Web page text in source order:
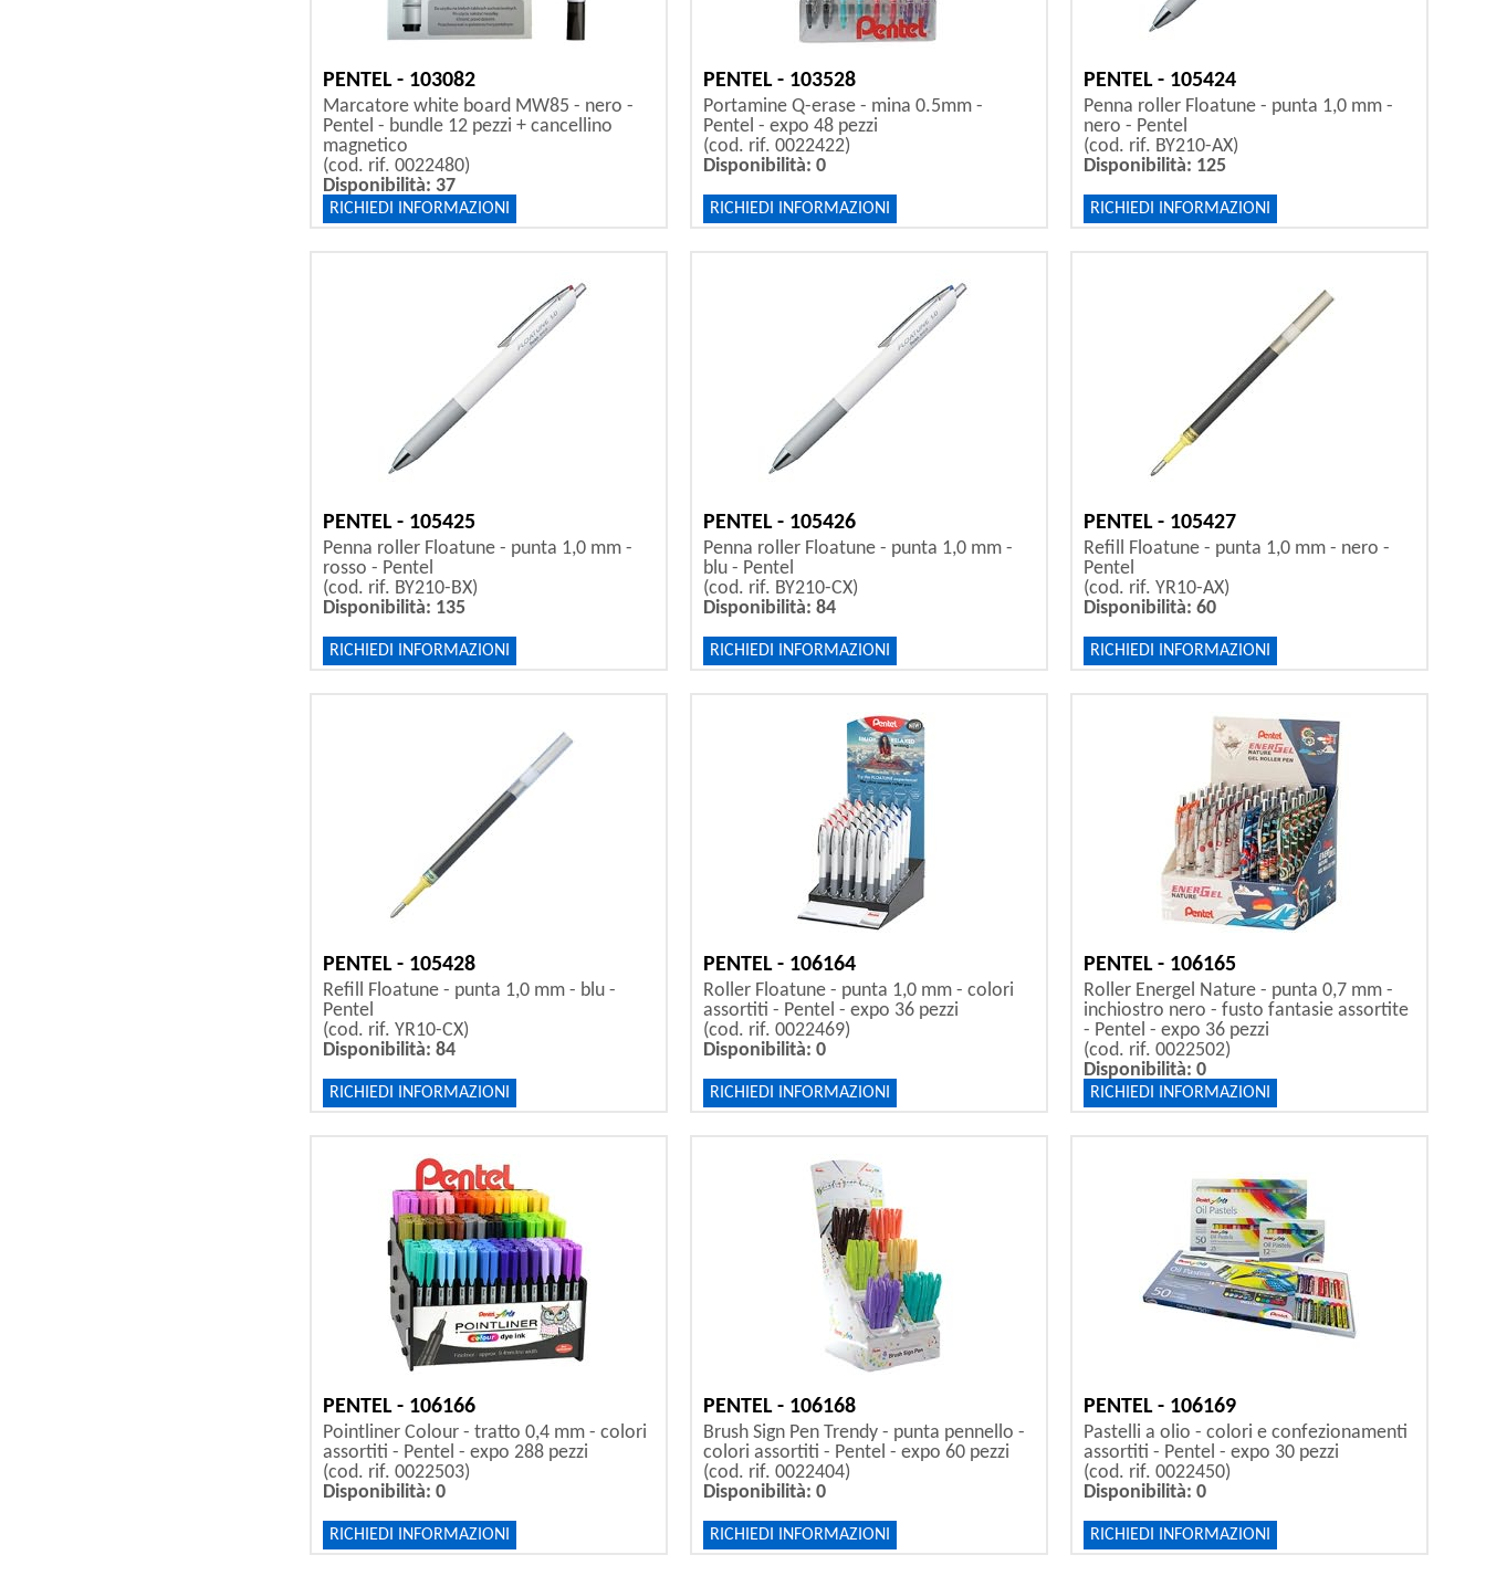
PENTEL - 103082
Marcatore white board MW85 - nero -
Pentel - bundle 12 pezzi + cancellino
magnetico
(cod. rif. 0022480)
Disponibilità: 37
RICHIEDI INFORMAZIONI
PENTEL - 103528
Portamine Q-erase - mina 0.5mm -
Pentel - expo 48 pezzi
(cod. rif. 0022422)
Disponibilità: 0
RICHIEDI INFORMAZIONI
PENTEL - 105424
Penna roller Floatune - punta 1,0 mm -
nero - Pentel
(cod. rif. BY210-AX)
Disponibilità: 125
RICHIEDI INFORMAZIONI
PENTEL - 105425
Penna roller Floatune - punta 1,0 mm -
rosso - Pentel
(cod. rif. BY210-BX)
Disponibilità: 135
RICHIEDI INFORMAZIONI
PENTEL - 105426
Penna roller Floatune - punta 1,0 mm -
blu - Pentel
(cod. rif. BY210-CX)
Disponibilità: 84
RICHIEDI INFORMAZIONI
PENTEL - 105427
Refill Floatune - punta 1,0 mm - nero -
Pentel
(cod. rif. YR10-AX)
Disponibilità: 60
RICHIEDI INFORMAZIONI
PENTEL - 105428
Refill Floatune - punta 1,0 mm - blu -
Pentel
(cod. rif. YR10-CX)
Disponibilità: 84
RICHIEDI INFORMAZIONI
PENTEL - 106164
Roller Floatune - punta 1,0 mm - colori
assortiti - Pentel - expo 36 pezzi
(cod. rif. 0022469)
Disponibilità: 0
RICHIEDI INFORMAZIONI
PENTEL - 106165
Roller Energel Nature - punta 0,7 mm -
inchiostro nero - fusto fantasie assortite
- Pentel - expo 36 pezzi
(cod. rif. 0022502)
Disponibilità: 0
RICHIEDI INFORMAZIONI
PENTEL - 106166
Pointliner Colour - tratto 0,4 mm - colori
assortiti - Pentel - expo 288 pezzi
(cod. rif. 0022503)
Disponibilità: 0
RICHIEDI INFORMAZIONI
PENTEL - 106168
Brush Sign Pen Trendy - punta pennello -
colori assortiti - Pentel - expo 60 pezzi
(cod. rif. 0022404)
Disponibilità: 0
RICHIEDI INFORMAZIONI
PENTEL - 106169
Pastelli a olio - colori e confezionamenti
assortiti - Pentel - expo 30 pezzi
(cod. rif. 0022450)
Disponibilità: 0
RICHIEDI INFORMAZIONI